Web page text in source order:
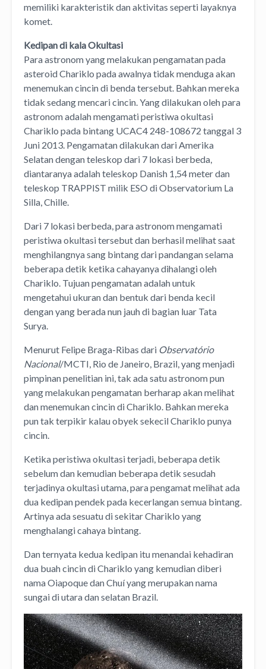
memiliki karakteristik dan aktivitas seperti layaknya
komet.
Kedipan di kala Okultasi
Para astronom yang melakukan pengamatan pada
asteroid Chariklo pada awalnya tidak menduga akan
menemukan cincin di benda tersebut. Bahkan mereka
tidak sedang mencari cincin. Yang dilakukan oleh para
astronom adalah mengamati peristiwa okultasi
Chariklo pada bintang UCAC4 248-108672 tanggal 3
Juni 2013. Pengamatan dilakukan dari Amerika
Selatan dengan teleskop dari 7 lokasi berbeda,
diantaranya adalah teleskop Danish 1,54 meter dan
teleskop TRAPPIST milik ESO di Observatorium La
Silla, Chille.
Dari 7 lokasi berbeda, para astronom mengamati
peristiwa okultasi tersebut dan berhasil melihat saat
menghilangnya sang bintang dari pandangan selama
beberapa detik ketika cahayanya dihalangi oleh
Chariklo. Tujuan pengamatan adalah untuk
mengetahui ukuran dan bentuk dari benda kecil
dengan yang berada nun jauh di bagian luar Tata
Surya.
Menurut Felipe Braga-Ribas dari Observatório
Nacional/MCTI, Rio de Janeiro, Brazil, yang menjadi
pimpinan penelitian ini, tak ada satu astronom pun
yang melakukan pengamatan berharap akan melihat
dan menemukan cincin di Chariklo. Bahkan mereka
pun tak terpikir kalau obyek sekecil Chariklo punya
cincin.
Ketika peristiwa okultasi terjadi, beberapa detik
sebelum dan kemudian beberapa detik sesudah
terjadinya okultasi utama, para pengamat melihat ada
dua kedipan pendek pada kecerlangan semua bintang.
Artinya ada sesuatu di sekitar Chariklo yang
menghalangi cahaya bintang.
Dan ternyata kedua kedipan itu menandai kehadiran
dua buah cincin di Chariklo yang kemudian diberi
nama Oiapoque dan Chuí yang merupakan nama
sungai di utara dan selatan Brazil.